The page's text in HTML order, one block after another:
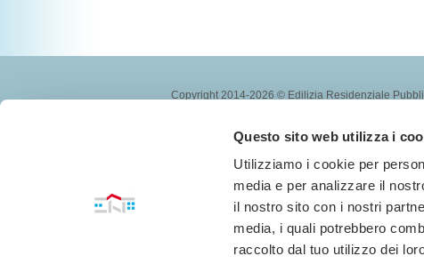
Questo sito web utilizza i
Utilizziamo i cookie per
media e per analizzare il
il nostro sito con i nostri
media, i quali potrebbero
raccolto dal tuo utilizzo dei
Copyright 2014-2026 © Edilizia Residenziale
Numero iscrizione C.C.I.A.A. Massa e Carrara:
Informativa Privacy
Dichiarazione Cookie Area